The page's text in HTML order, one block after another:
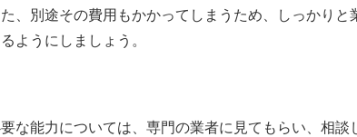
、別途その費用もかかってしまうため、しっかり
ようにしましょう。
な能力については、専門の業者に見てもらい、相談